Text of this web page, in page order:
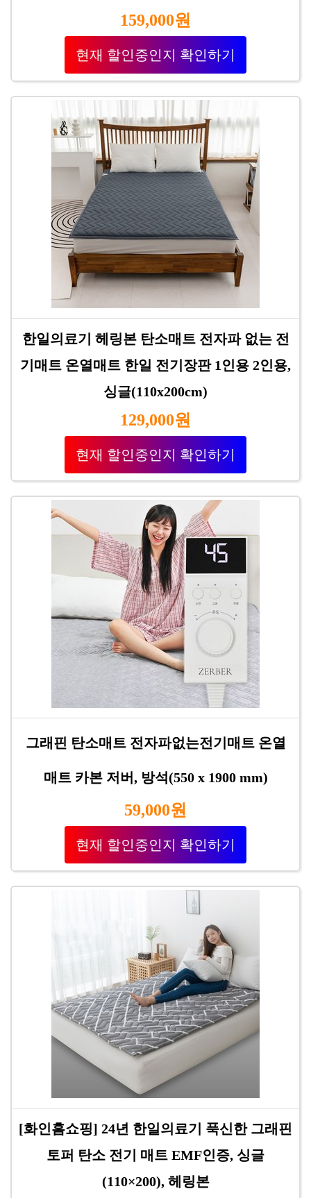
159,000원
현재 할인중인지 확인하기
한일의료기 헤링본 탄소매트 전자파 없는 전
기매트 온열매트 한일 전기장판 1인용 2인용,
싱글(110x200cm)
129,000원
현재 할인중인지 확인하기
그래핀 탄소매트 전자파없는전기매트 온열
매트 카본 저버, 방석(550 x 1900 mm)
59,000원
현재 할인중인지 확인하기
[화인홈쇼핑] 24년 한일의료기 푹신한 그래핀
토퍼 탄소 전기 매트 EMF인증, 싱글
(110×200), 헤링본